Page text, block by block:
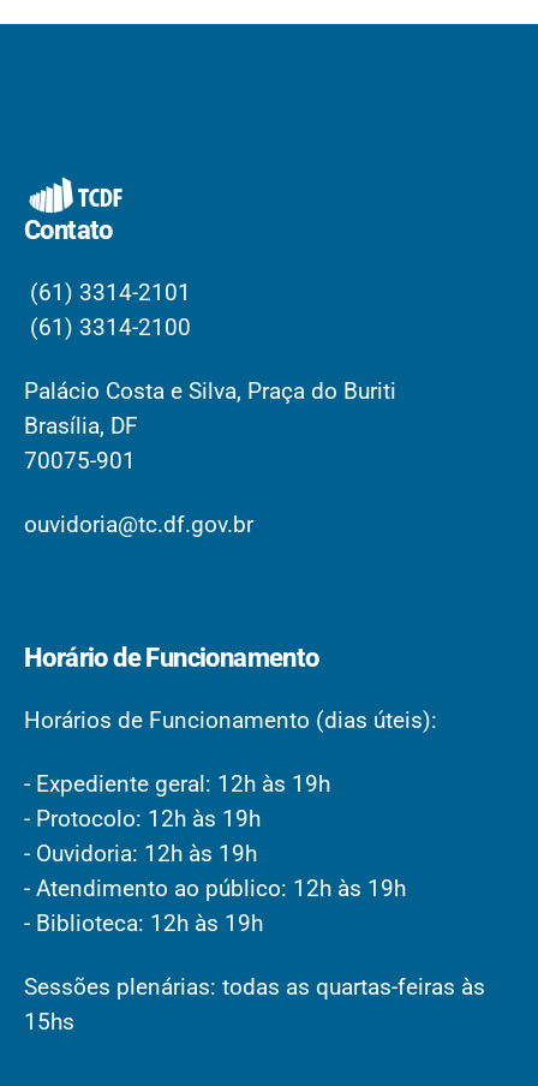
Contato
(61) 3314-2101
(61) 3314-2100
Palácio Costa e Silva, Praça do Buriti
Brasília, DF
70075-901
ouvidoria@tc.df.gov.br
Horário de Funcionamento
Horários de Funcionamento (dias úteis):
- Expediente geral: 12h às 19h
- Protocolo: 12h às 19h
- Ouvidoria: 12h às 19h
- Atendimento ao público: 12h às 19h
- Biblioteca: 12h às 19h
Sessões plenárias: todas as quartas-feiras às
15hs